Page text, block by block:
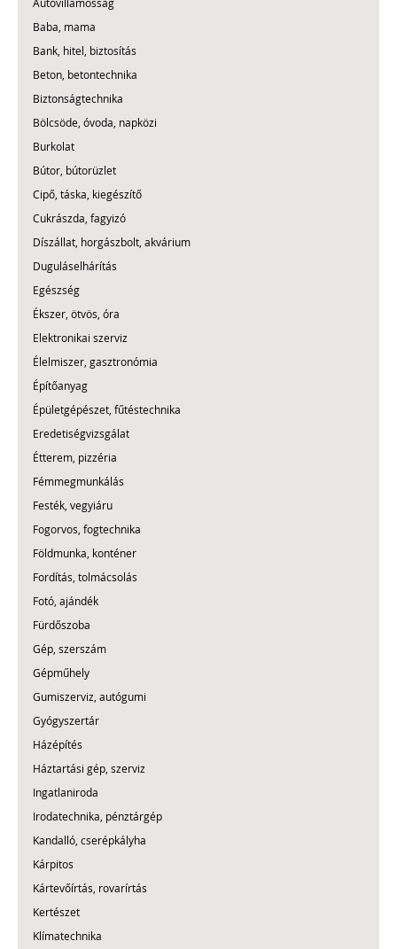
Baba, mama
Bank, hitel, biztosítás
Beton, betontechnika
Biztonságtechnika
Bölcsöde, óvoda, napközi
Burkolat
Bútor, bútorüzlet
Cipő, táska, kiegészítő
Cukrászda, fagyizó
Díszállat, horgászbolt, akvárium
Duguláselhárítás
Egészség
Ékszer, ötvös, óra
Elektronikai szerviz
Élelmiszer, gasztronómia
Építőanyag
Épületgépészet, fűtéstechnika
Eredetiségvizsgálat
Étterem, pizzéria
Fémmegmunkálás
Festék, vegyiáru
Fogorvos, fogtechnika
Földmunka, konténer
Fordítás, tolmácsolás
Fotó, ajándék
Fürdőszoba
Gép, szerszám
Gépműhely
Gumiszerviz, autógumi
Gyógyszertár
Házépítés
Háztartási gép, szerviz
Ingatlaniroda
Irodatechnika, pénztárgép
Kandalló, cserépkályha
Kárpitos
Kártevőírtás, rovarírtás
Kertészet
Klímatechnika